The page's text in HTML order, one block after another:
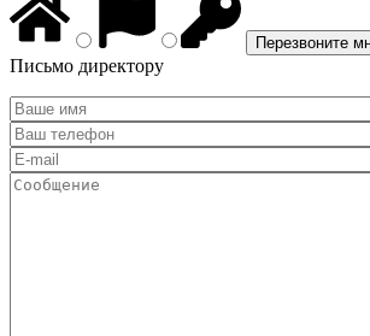
Письмо директору